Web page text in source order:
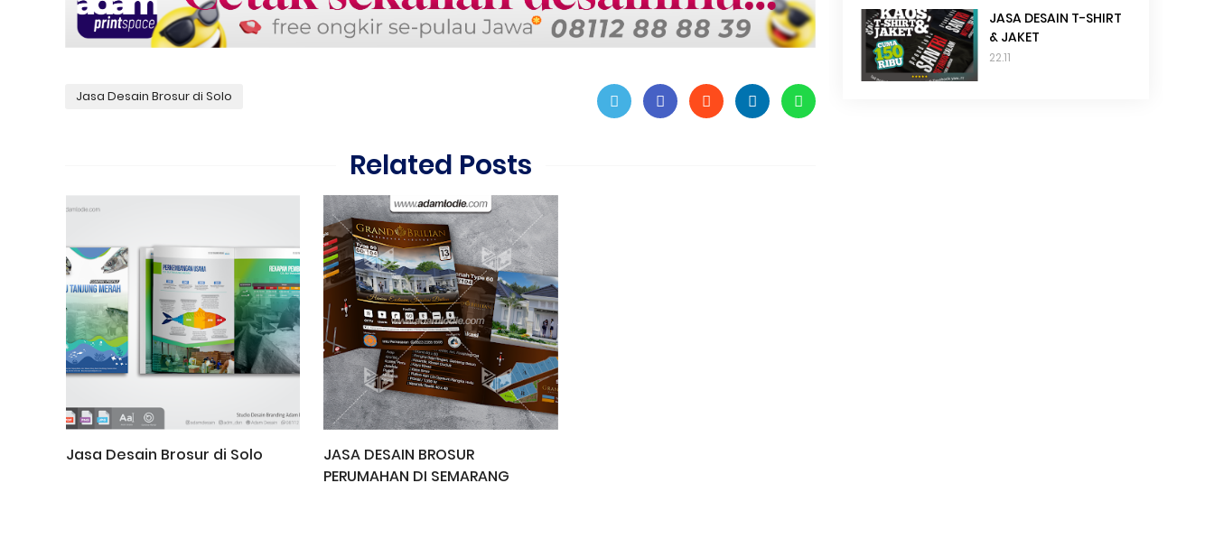
Jasa Desain Brosur di Solo
Related Posts
Jasa Desain Brosur di Solo
JASA DESAIN BROSUR
PERUMAHAN DI SEMARANG
JASA DESAIN T-SHIRT
& JAKET
22.11